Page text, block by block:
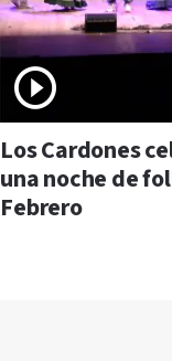
Los Cardones
una noche de
Febrero